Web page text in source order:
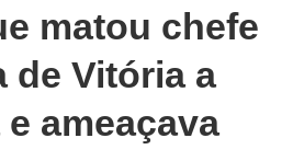
matou chefe
de Vitória a
ameaçava